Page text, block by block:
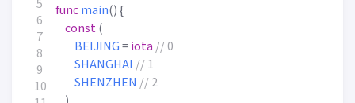
7
funcmain() {
const (
BEIJING =iota
SHANGHAI
SHENZHEN
)